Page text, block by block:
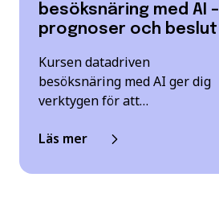
besöksnäring med AI –
prognoser och beslut
Kursen datadriven
besöksnäring med AI ger dig
verktygen för att…
Läs mer